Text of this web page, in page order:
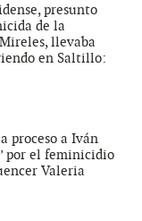
presunto
de la
llevaba
en Saltillo:
proceso a Iván
por el feminicidio
Valeria